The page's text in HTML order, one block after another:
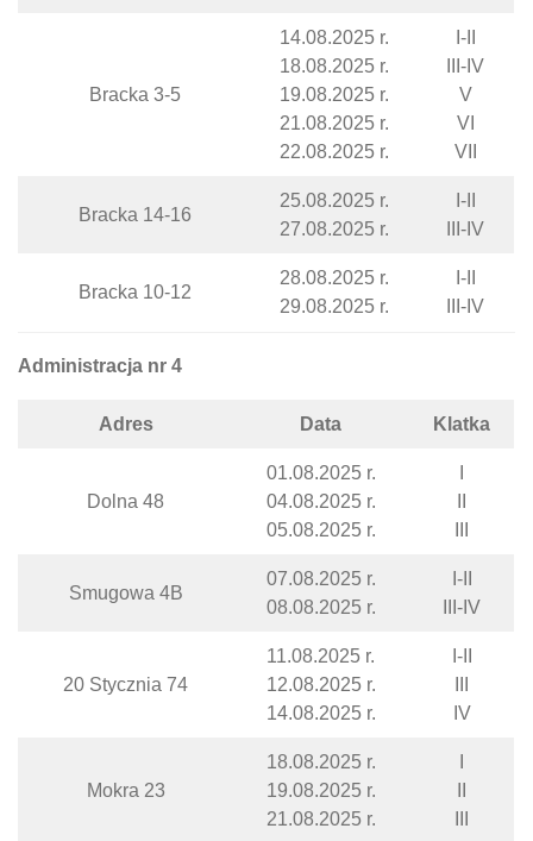
Bracka 3-5
14.08.2025 r.
18.08.2025 r.
19.08.2025 r.
21.08.2025 r.
22.08.2025 r.
I-II
III-IV
V
VI
VII
Bracka 14-16
25.08.2025 r.
27.08.2025 r.
I-II
III-IV
Bracka 10-12
28.08.2025 r.
29.08.2025 r.
I-II
III-IV
Administracja nr 4
Adres Data Klatka
Dolna 48
01.08.2025 r.
04.08.2025 r.
05.08.2025 r.
Smugowa 4B
07.08.2025 r.
08.08.2025 r.
I-II
III-IV
20 Stycznia 74
11.08.2025 r.
12.08.2025 r.
14.08.2025 r.
I-II
IV
Mokra 23
18.08.2025 r.
19.08.2025 r.
21.08.2025 r.